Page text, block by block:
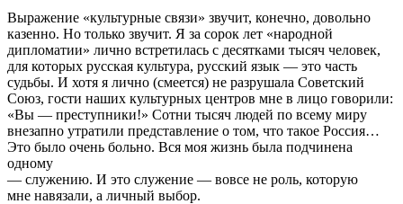
Выражение «культурные связи» звучит, конечно, довольно
казенно. Но только звучит. Я за сорок лет «народной
дипломатии» лично встретилась с десятками тысяч человек,
для которых русская культура, русский язык — это часть
судьбы. И хотя я лично (смеется) не разрушала Советский
Союз, гости наших культурных центров мне в лицо говорили:
«Вы — преступники!» Сотни тысяч людей по всему миру
внезапно утратили представление о том, что такое Россия…
Это было очень больно. Вся моя жизнь была подчинена
одному
— служению. И это служение — вовсе не роль, которую
мне навязали, а личный выбор.